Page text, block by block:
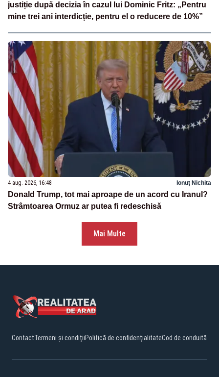
justiție după decizia în cazul lui Dominic Fritz: „Pentru
mine trei ani interdicție, pentru el o reducere de 10%”
4 aug. 2026, 16:48 Ionuț Nichita
Donald Trump, tot mai aproape de un acord cu Iranul?
Strâmtoarea Ormuz ar putea fi redeschisă
Mai Multe
ContactTermeni și condițiiPolitică de confidențialitateCod de conduită